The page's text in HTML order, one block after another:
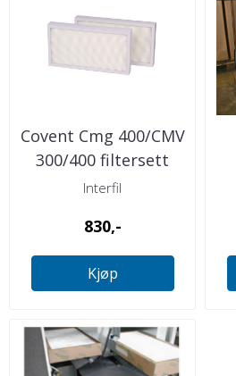
Covent Cmg 400/CMV
300/400 filtersett
Interfil
830,-
Kjøp